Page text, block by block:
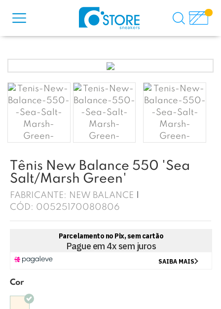
Tênis New Balance 550 'Sea
Salt/Marsh Green'
FABRICANTE: NEW BALANCE
CÓD: 00525170080806
Cor